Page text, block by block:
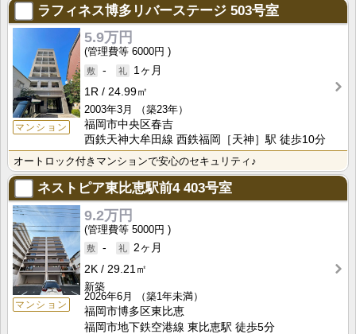
ラフィネス博多リバーステージ 503号室
マンション
5.9万円
6000円
-
1ヶ月
1R
24.99㎡
2003年3月
（築23年）
福岡市中央区春吉
西鉄天神大牟田線 西鉄福岡［天神］駅 徒歩10分
オートロック付きマンションで安心のセキュリティ♪
ネストピア東比恵駅前4403号室
マンション
9.2万円
5000円
-
2ヶ月
2K
29.21㎡
新築
2026年6月
（築1年未満）
福岡市博多区東比恵
福岡市地下鉄空港線 東比恵駅 徒歩5分